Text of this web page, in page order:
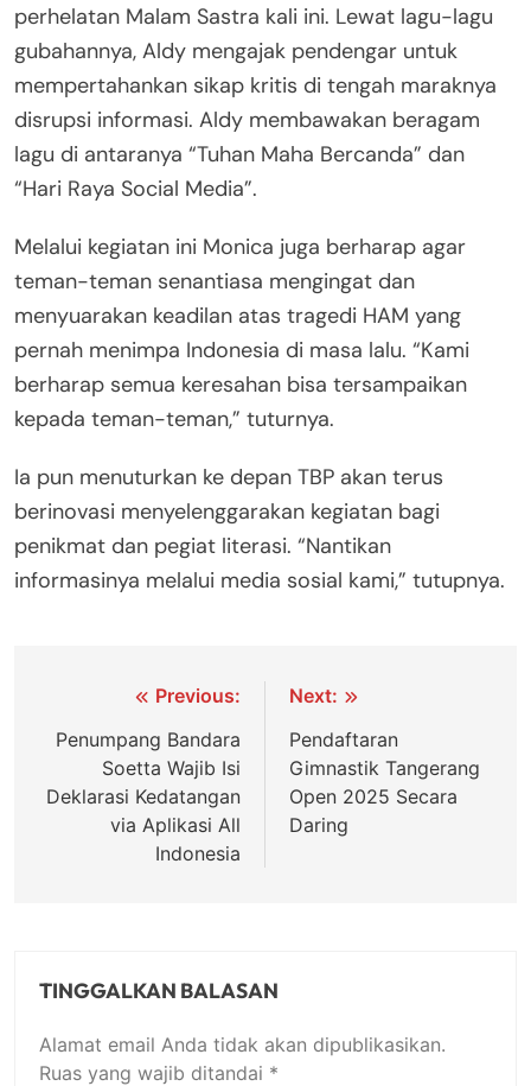
perhelatan Malam Sastra kali ini. Lewat lagu-lagu
gubahannya, Aldy mengajak pendengar untuk
mempertahankan sikap kritis di tengah maraknya
disrupsi informasi. Aldy membawakan beragam
lagu di antaranya “Tuhan Maha Bercanda” dan
“Hari Raya Social Media”.
Melalui kegiatan ini Monica juga berharap agar
teman-teman senantiasa mengingat dan
menyuarakan keadilan atas tragedi HAM yang
pernah menimpa Indonesia di masa lalu. “Kami
berharap semua keresahan bisa tersampaikan
kepada teman-teman,” tuturnya.
Ia pun menuturkan ke depan TBP akan terus
berinovasi menyelenggarakan kegiatan bagi
penikmat dan pegiat literasi. “Nantikan
informasinya melalui media sosial kami,” tutupnya.
Navigasi
pos
Previous:
Penumpang Bandara
Soetta Wajib Isi
Deklarasi Kedatangan
via Aplikasi All
Indonesia
Next:
Pendaftaran
Gimnastik Tangerang
Open 2025 Secara
Daring
TINGGALKAN BALASAN
Alamat email Anda tidak akan dipublikasikan.
Ruas yang wajib ditandai *